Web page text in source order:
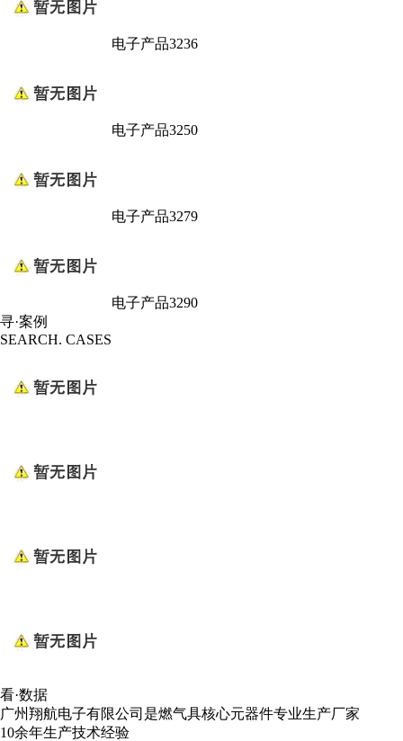
电子产品3236
电子产品3250
电子产品3279
电子产品3290
寻·案例
SEARCH. CASES
看·数据
广州翔航电子有限公司是燃气具核心元器件专业生产厂家
10余年生产技术经验